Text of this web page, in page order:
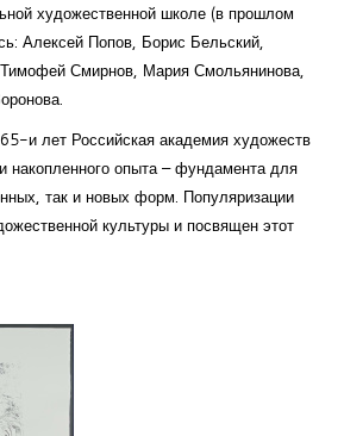
художественной школе (в прошлом
Алексей Попов, Борис Бельский,
Смирнов, Мария Смольянинова,
лет Российская академия художеств
накопленного опыта – фундамента для
так и новых форм. Популяризации
культуры и посвящен этот